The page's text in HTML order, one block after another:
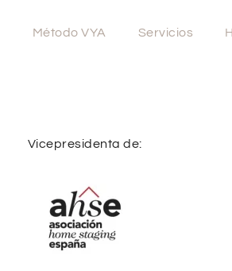
Método VYA Servicios
Vicepresidenta de: